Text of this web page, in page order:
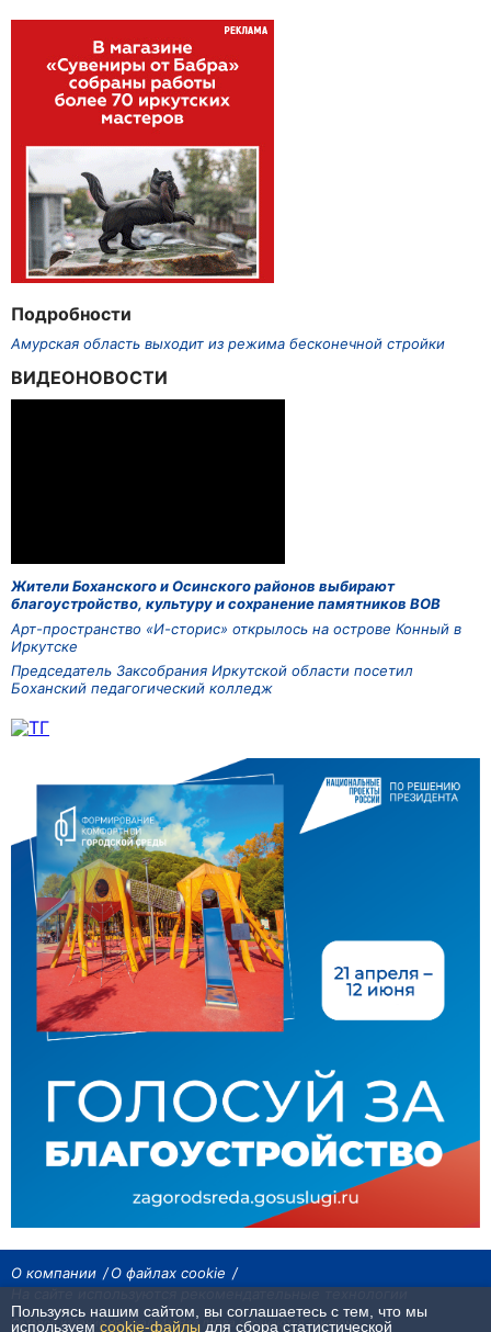
Подробности
Амурская область выходит из режима бесконечной стройки
ВИДЕОНОВОСТИ
Жители Боханского и Осинского районов выбирают
благоустройство, культуру и сохранение памятников ВОВ
Арт-пространство «И-сторис» открылось на острове Конный в
Иркутске
Председатель Заксобрания Иркутской области посетил
Боханский педагогический колледж
О компании
О файлах cookie
Сетевое издание «Байкал24». Все права охраняются законом.
Пользуясь нашим сайтом, вы соглашаетесь с тем, что мы
используем cookie-файлы для сбора статистической